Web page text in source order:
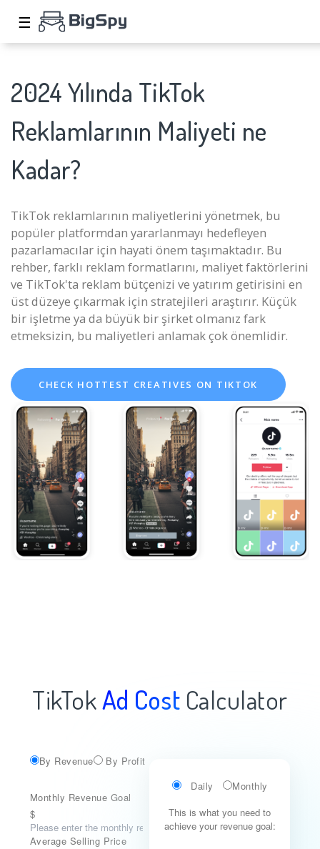
☰
2024 Yılında TikTok
Reklamlarının Maliyeti ne
Kadar?
TikTok reklamlarının maliyetlerini yönetmek, bu
popüler platformdan yararlanmayı hedefleyen
pazarlamacılar için hayati önem taşımaktadır. Bu
rehber, farklı reklam formatlarını, maliyet faktörlerini
ve TikTok'ta reklam bütçenizi ve yatırım getirisini en
üst düzeye çıkarmak için stratejileri araştırır. Küçük
bir işletme ya da büyük bir şirket olmanız fark
etmeksizin, bu maliyetleri anlamak çok önemlidir.
CHECK HOTTEST CREATIVES ON TIKTOK
TikTokAd Cost Calculator
By Revenue By Profit
Monthly Revenue Goal
$
Average Selling Price
Daily
Monthly
This is what you need to
achieve your revenue goal: